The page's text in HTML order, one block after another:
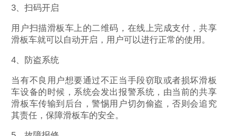
3、扫码开启
用户扫描滑板车上的二维码，在线上完成支付，共享
滑板车就可以自动开启，用户可以进行正常的使用。
4、防盗系统
当有不良用户想要通过不正当手段窃取或者损坏滑板
车设备的时候，系统会发出报警系统，由当前的共享
滑板车传输到后台，警惕用户切勿偷盗，否则会追究
其责任，保障滑板车的安全。